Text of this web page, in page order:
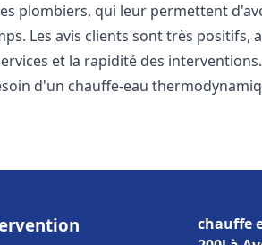
plombiers, qui leur permettent
Les avis clients sont très positifs,
et la rapidité des
d'un chauffe-eau
chauffe